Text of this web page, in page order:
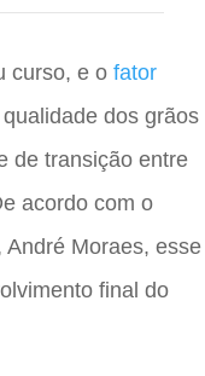
curso, e o fator
dos grãos
de transição entre
acordo com o
André Moraes, esse
final do